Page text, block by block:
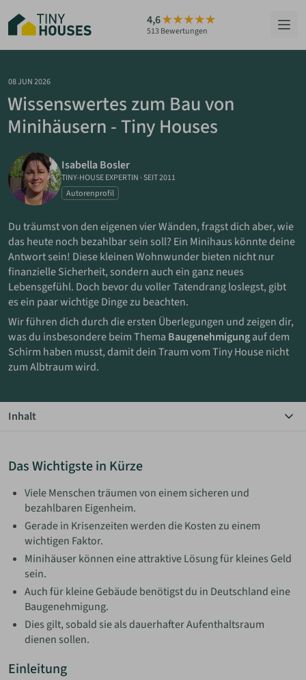
Hauptinhalt
springen
4,6
513 Bewertungen
HÄUSER
BERATUNG
RATGEBER
ÜBER UNS
ZUM HAUS-FINDER
PARTNER WERDEN
ANMELDEN
08 JUN 2026
Wissenswertes zum Bau von
Minihäusern - Tiny Houses
Isabella Bosler
TINY-HOUSE EXPERTIN · SEIT 2011
Autorenprofil
Du träumst von den eigenen vier Wänden, fragst dich aber, wie
das heute noch bezahlbar sein soll? Ein Minihaus könnte deine
Antwort sein! Diese kleinen Wohnwunder bieten nicht nur
finanzielle Sicherheit, sondern auch ein ganz neues
Lebensgefühl. Doch bevor du voller Tatendrang loslegst, gibt
es ein paar wichtige Dinge zu beachten.
Wir führen dich durch die ersten Überlegungen und zeigen dir,
was du insbesondere beim Thema Baugenehmigungauf dem
Schirm haben musst, damit dein Traum vom Tiny House nicht
zum Albtraum wird.
Inhalt
Die Baugenehmigung
Das Wichtigste in Kürze
Viele Menschen träumen von einem sicheren und
bezahlbaren Eigenheim.
Gerade in Krisenzeiten werden die Kosten zu einem
wichtigen Faktor.
Minihäuser können eine attraktive Lösung für kleines Geld
sein.
Auch für kleine Gebäude benötigst du in Deutschland eine
Baugenehmigung.
Dies gilt, sobald sie als dauerhafter Aufenthaltsraum
dienen sollen.
Einleitung